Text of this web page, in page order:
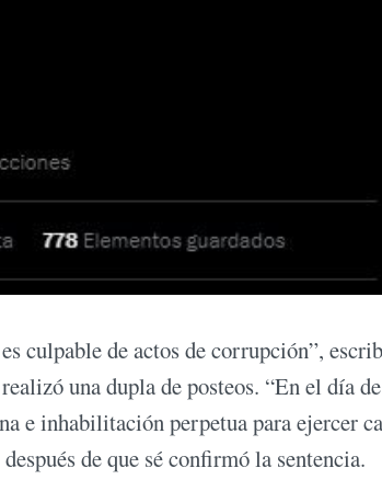
culpable de actos de corrupción”,
una dupla de posteos. “En el día
e inhabilitación perpetua para ejercer
de que sé confirmó la sentencia.